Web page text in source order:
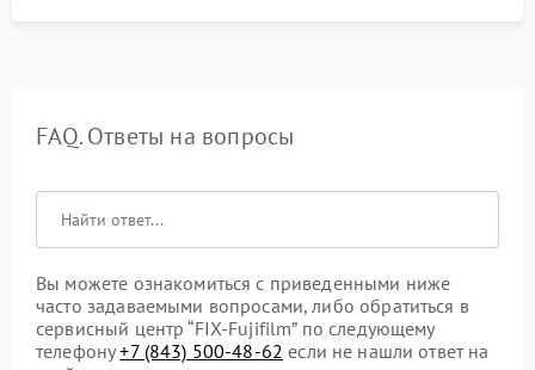
FAQ. Ответы на вопросы
Вы можете ознакомиться с приведенными ниже
часто задаваемыми вопросами, либо обратиться в
сервисный центр “FIX-Fujifilm” по следующему
телефону+7 (843) 500-48-62 если не нашли ответ на